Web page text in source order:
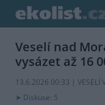
Veselí nad
vysázet až 16
13.6.2026 00:33 | VESELÍ
Diskuse: 5